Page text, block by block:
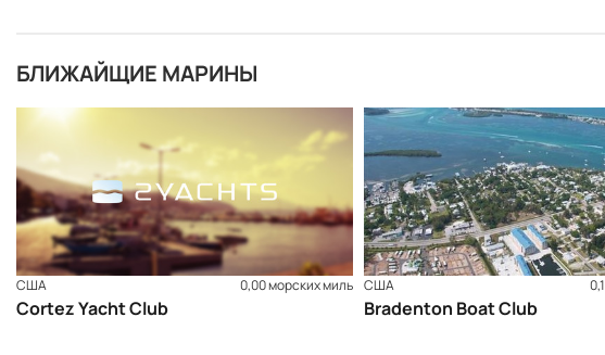
БЛИЖАЙЩИЕ МАРИНЫ
США 0,00 морских миль
Cortez Yacht Club
США
Bradenton Boat Club